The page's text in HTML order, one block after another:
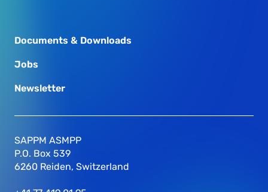
Documents & Downloads
Jobs
Newsletter
SAPPM ASMPP
P.O. Box 539
6260 Reiden, Switzerland